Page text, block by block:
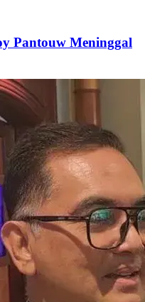
Pantouw Meninggal